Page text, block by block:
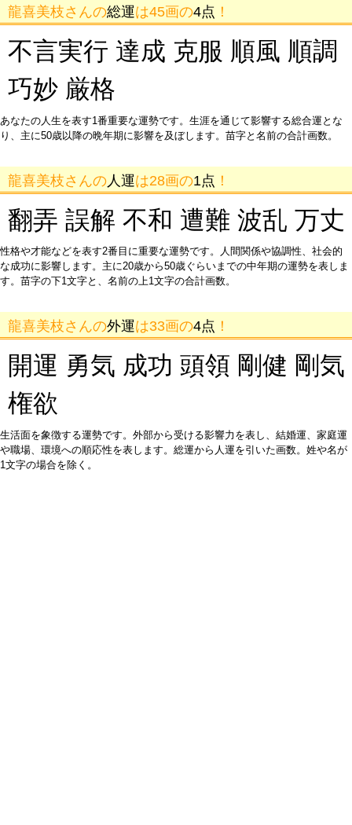
龍喜美枝さんの総運は45画の4点 ！
不言実行 達成 克服 順風 順調
巧妙 厳格
あなたの人生を表す1番重要な運勢です。生涯を通じて影響する総合運とな
り、主に50歳以降の晩年期に影響を及ぼします。苗字と名前の合計画数。
龍喜美枝さんの 人運は28画の1点 ！
翻弄 誤解 不和 遭難 波乱 万丈
性格や才能などを表す2番目に重要な運勢です。人間関係や協調性、社会的
な成功に影響します。主に20歳から50歳ぐらいまでの中年期の運勢を表しま
す。苗字の下1文字と、名前の上1文字の合計画数。
龍喜美枝さんの外運は33画の4点 ！
開運 勇気 成功 頭領 剛健 剛気
権欲
生活面を象徴する運勢です。外部から受ける影響力を表し、結婚運、家庭運
や職場、環境への順応性を表します。総運から人運を引いた画数。姓や名が
1文字の場合を除く。